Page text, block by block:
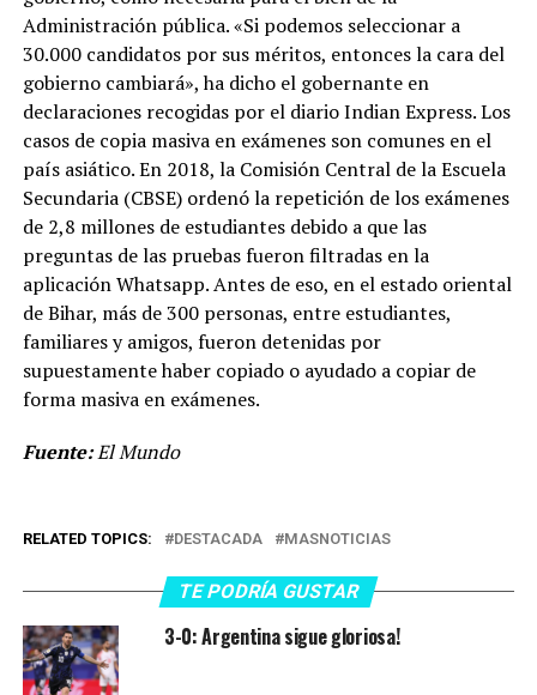
Administración pública. «Si podemos seleccionar a
30.000 candidatos por sus méritos, entonces la cara del
gobierno cambiará», ha dicho el gobernante en
declaraciones recogidas por el diario Indian Express. Los
casos de copia masiva en exámenes son comunes en el
país asiático. En 2018, la Comisión Central de la Escuela
Secundaria (CBSE) ordenó la repetición de los exámenes
de 2,8 millones de estudiantes debido a que las
preguntas de las pruebas fueron filtradas en la
aplicación Whatsapp. Antes de eso, en el estado oriental
de Bihar, más de 300 personas, entre estudiantes,
familiares y amigos, fueron detenidas por
supuestamente haber copiado o ayudado a copiar de
forma masiva en exámenes.
Fuente:El Mundo
RELATED TOPICS: DESTACADA MASNOTICIAS
TE PODRÍA GUSTAR
3-0: Argentina sigue gloriosa!